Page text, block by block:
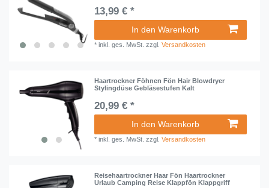
13,99 € *
In den Warenkorb
*inkl. ges. MwSt. zzgl.Versandkosten
Haartrockner Föhnen Fön Hair Blowdryer
Stylingdüse Gebläsestufen Kalt
20,99 € *
In den Warenkorb
*inkl. ges. MwSt. zzgl.Versandkosten
Reisehaartrockner Haar Fön Haartrockner
Urlaub Camping Reise Klappfön Klappgriff